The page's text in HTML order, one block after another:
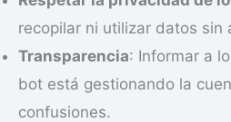
recopilar ni utilizar datos sin
Transparencia: Informar a
bot está gestionando la
confusiones.